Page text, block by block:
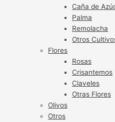
Caña de
Palma
Remolacha
Otros
Flores
Rosas
Crisantemos
Claveles
Otras Flores
Olivos
Otros